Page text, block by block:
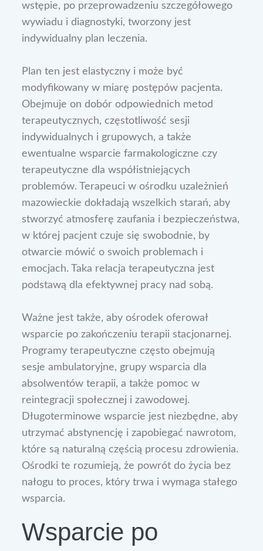
wstępie, po przeprowadzeniu szczegółowego
wywiadu i diagnostyki, tworzony jest
indywidualny plan leczenia.
Plan ten jest elastyczny i może być
modyfikowany w miarę postępów pacjenta.
Obejmuje on dobór odpowiednich metod
terapeutycznych, częstotliwość sesji
indywidualnych i grupowych, a także
ewentualne wsparcie farmakologiczne czy
terapeutyczne dla współistniejących
problemów. Terapeuci w ośrodku uzależnień
mazowieckie dokładają wszelkich starań, aby
stworzyć atmosferę zaufania i bezpieczeństwa,
w której pacjent czuje się swobodnie, by
otwarcie mówić o swoich problemach i
emocjach. Taka relacja terapeutyczna jest
podstawą dla efektywnej pracy nad sobą.
Ważne jest także, aby ośrodek oferował
wsparcie po zakończeniu terapii stacjonarnej.
Programy terapeutyczne często obejmują
sesje ambulatoryjne, grupy wsparcia dla
absolwentów terapii, a także pomoc w
reintegracji społecznej i zawodowej.
Długoterminowe wsparcie jest niezbędne, aby
utrzymać abstynencję i zapobiegać nawrotom,
które są naturalną częścią procesu zdrowienia.
Ośrodki te rozumieją, że powrót do życia bez
nałogu to proces, który trwa i wymaga stałego
wsparcia.
Wsparcie po